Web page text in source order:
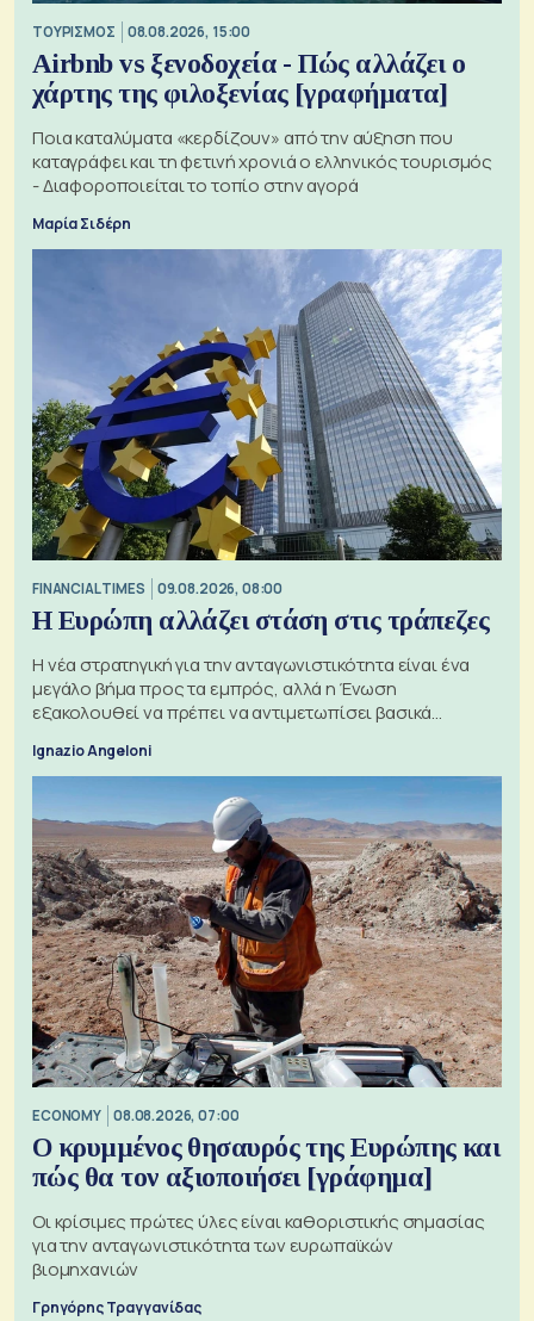
ΤΟΥΡΙΣΜΟΣ 08.08.2026, 15:00
Airbnb vs ξενοδοχεία - Πώς αλλάζει ο
χάρτης της φιλοξενίας [γραφήματα]
Ποια καταλύματα «κερδίζουν» από την αύξηση που
καταγράφει και τη φετινή χρονιά ο ελληνικός τουρισμός
- Διαφοροποιείται το τοπίο στην αγορά
Μαρία Σιδέρη
FINANCIAL TIMES 09.08.2026, 08:00
Η Ευρώπη αλλάζει στάση στις τράπεζες
Η νέα στρατηγική για την ανταγωνιστικότητα είναι ένα
μεγάλο βήμα προς τα εμπρός, αλλά η Ένωση
εξακολουθεί να πρέπει να αντιμετωπίσει βασικά
Ignazio Angeloni
ECONOMY 08.08.2026, 07:00
Ο κρυμμένος θησαυρός της Ευρώπης και
πώς θα τον αξιοποιήσει [γράφημα]
Οι κρίσιμες πρώτες ύλες είναι καθοριστικής σημασίας
για την ανταγωνιστικότητα των ευρωπαϊκών
βιομηχανιών
Γρηγόρης Τραγγανίδας